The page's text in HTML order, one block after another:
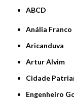
ABCD
Anália Franco
Aricanduva
Artur Alvim
Cidade
Engenheiro